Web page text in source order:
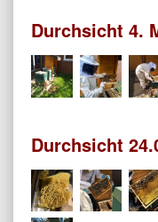
Durchsicht 4.
Durchsicht